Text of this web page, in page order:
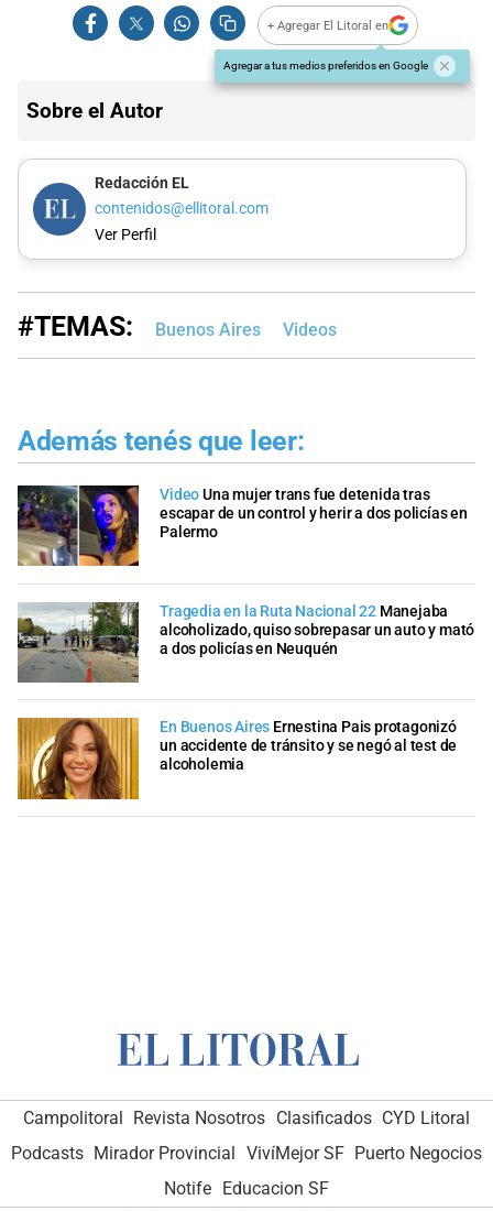
+ Agregar El Litoral en
Agregar a tus medios preferidos en Google
Sobre el Autor
Redacción EL
contenidos@ellitoral.com
Ver Perfil
#TEMAS: Buenos Aires Videos
Además tenés que leer:
VideoUna mujer trans fue detenida tras
escapar de un control y herir a dos policías en
Palermo
Tragedia en la Ruta Nacional 22 Manejaba
alcoholizado, quiso sobrepasar un auto y mató
a dos policías en Neuquén
En Buenos Aires Ernestina Pais protagonizó
un accidente de tránsito y se negó al test de
alcoholemia
Campolitoral Revista Nosotros Clasificados CYD Litoral
Podcasts Mirador Provincial VivíMejor SF Puerto Negocios
Notife
Educacion SF